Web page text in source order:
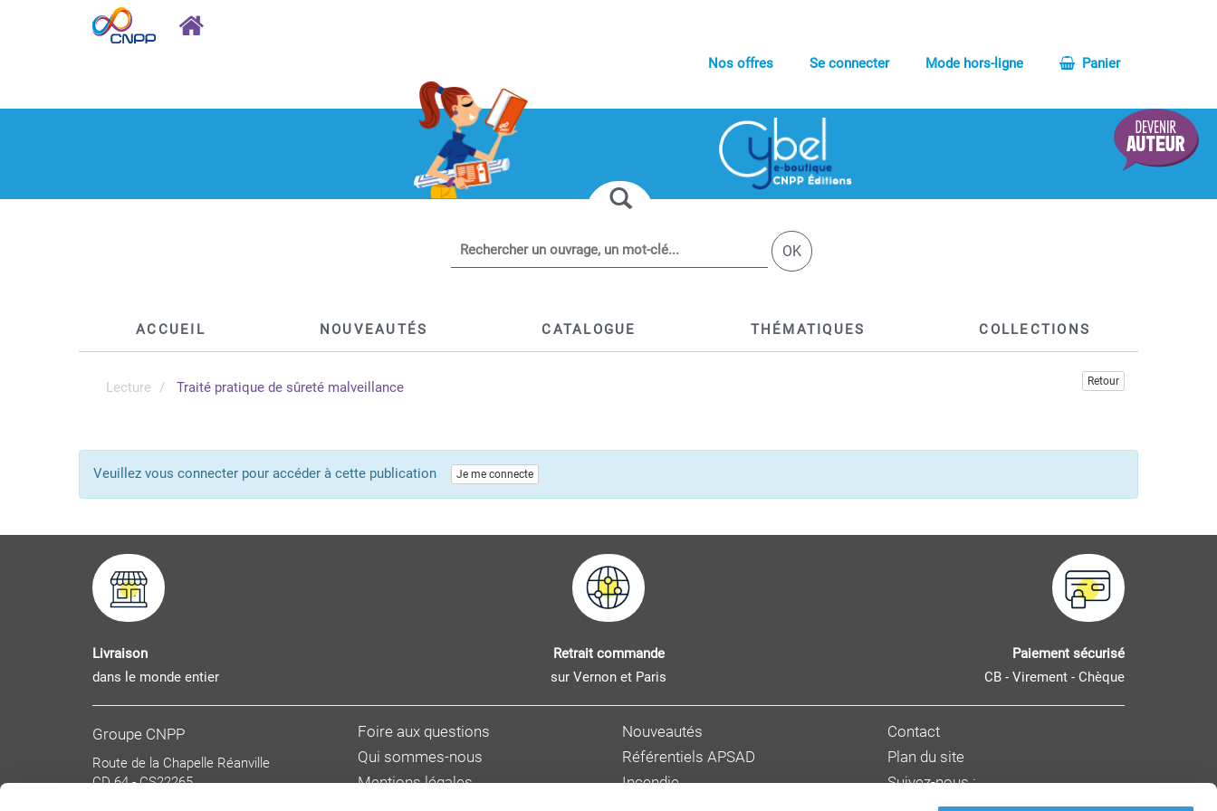
Nos offres Se connecter Mode hors-ligne Panier
OK
ACCUEIL NOUVEAUTÉS CATALOGUE THÉMATIQUES COLLECTIONS
Lecture Traité pratique de sûreté malveillance Retour
Veuillez vous connecter pour accéder à cette publication Je me connecte
Livraison
dans le monde entier
Retrait commande
sur Vernon et Paris
Paiement sécurisé
CB - Virement - Chèque
Groupe CNPP
Route de la Chapelle Réanville
CD 64 - CS22265
Foire aux questions
Qui sommes-nous
Mentions légales
Nouveautés
Référentiels APSAD
Incendie
Contact
Plan du site
Suivez-nous :